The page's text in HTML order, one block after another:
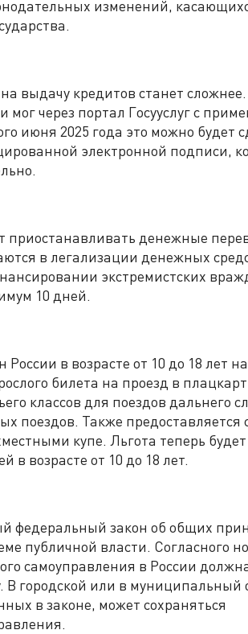
изменений,
выдачу кредитов станет
через портал Госууслуг с
июня 2025 года это можно будет
электронной подписи,
приостанавливать денежные
в легализации денежных
экстремистских
10 дней.
в возрасте от 10 до 18 лет
билета на проезд в
классов для поездов дальнего
поездов. Также предоставляется
купе. Льгота теперь будет
в возрасте от 10 до 18 лет.
федеральный закон об общих
публичной власти. Согласного
самоуправления в России
В городской или в муниципальный
в законе, может сохраняться